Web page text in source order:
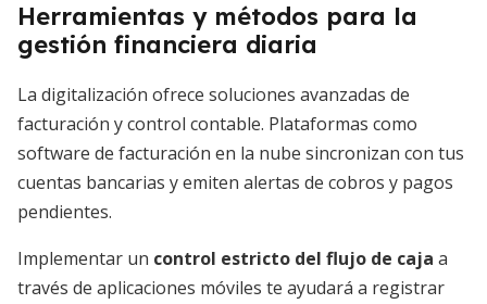
Herramientas y métodos para la
gestión financiera diaria
La digitalización ofrece soluciones avanzadas de
facturación y control contable. Plataformas como
software de facturación en la nube sincronizan con tus
cuentas bancarias y emiten alertas de cobros y pagos
pendientes.
Implementar un control estricto del flujo de caja a
través de aplicaciones móviles te ayudará a registrar